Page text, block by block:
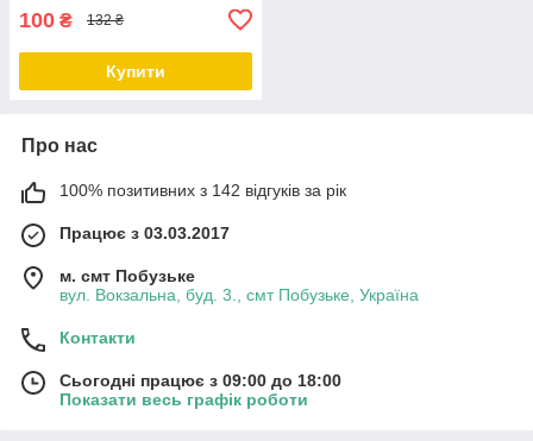
100 ₴ 132 ₴
Купити
Про нас
100% позитивних з 142 відгуків за рік
Працює з 03.03.2017
м. смт Побузьке
вул. Вокзальна, буд. 3., смт Побузьке, Україна
Контакти
Сьогодні працює з 09:00 до 18:00
Показати весь графік роботи